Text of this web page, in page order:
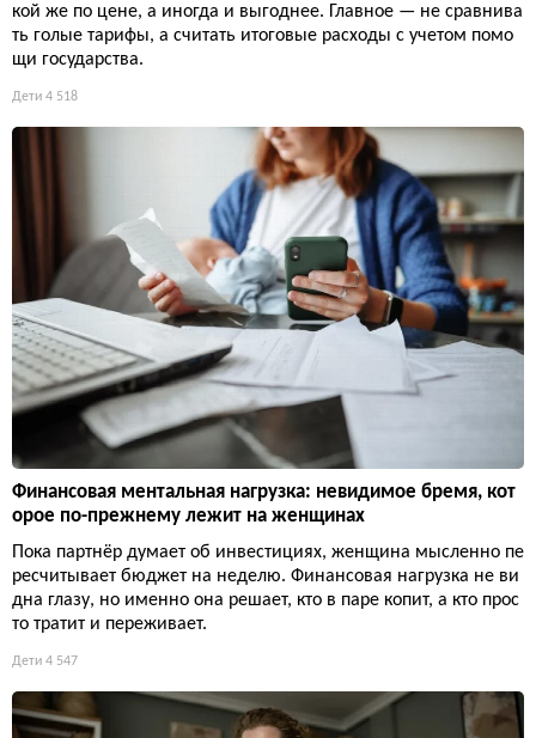
кой же по цене, а иногда и выгоднее. Главное — не сравнива
ть голые тарифы, а считать итоговые расходы с учетом помо
щи государства.
Дети 4 518
Финансовая ментальная нагрузка: невидимое бремя, кот
орое по-прежнему лежит на женщинах
Пока партнёр думает об инвестициях, женщина мысленно пе
ресчитывает бюджет на неделю. Финансовая нагрузка не ви
дна глазу, но именно она решает, кто в паре копит, а кто прос
то тратит и переживает.
Дети 4 547